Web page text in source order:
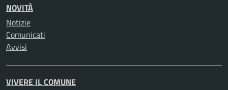
NOVITÀ
Notizie
Comunicati
Avvisi
VIVERE IL COMUNE